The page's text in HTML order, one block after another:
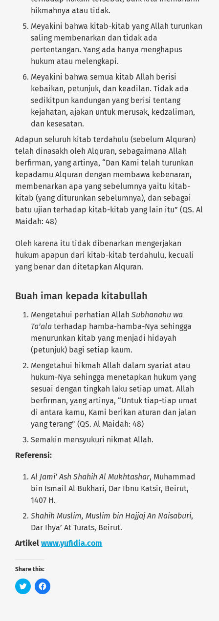
hikmahnya atau tidak.
Meyakini bahwa kitab-kitab yang Allah turunkan
saling membenarkan dan tidak ada
pertentangan. Yang ada hanya menghapus
hukum atau melengkapi.
Meyakini bahwa semua kitab Allah berisi
kebaikan, petunjuk, dan keadilan. Tidak ada
sedikitpun kandungan yang berisi tentang
kejahatan, ajakan untuk merusak, kedzaliman,
dan kesesatan.
Adapun seluruh kitab terdahulu (sebelum Alquran)
telah dinasakh oleh Alquran, sebagaimana Allah
berfirman, yang artinya, “Dan Kami telah turunkan
kepadamu Alquran dengan membawa kebenaran,
membenarkan apa yang sebelumnya yaitu kitab-
kitab (yang diturunkan sebelumnya), dan sebagai
batu ujian terhadap kitab-kitab yang lain itu” (QS. Al
Maidah: 48)
Oleh karena itu tidak dibenarkan mengerjakan
hukum apapun dari kitab-kitab terdahulu, kecuali
yang benar dan ditetapkan Alquran.
Buah iman kepada kitabullah
Mengetahui perhatian Allah Subhanahu wa
Ta’ala terhadap hamba-hamba-Nya sehingga
menurunkan kitab yang menjadi hidayah
(petunjuk) bagi setiap kaum.
Mengetahui hikmah Allah dalam syariat atau
hukum-Nya sehingga menetapkan hukum yang
sesuai dengan tingkah laku setiap umat. Allah
berfirman, yang artinya, “Untuk tiap-tiap umat
di antara kamu, Kami berikan aturan dan jalan
yang terang” (QS. Al Maidah: 48)
Semakin mensyukuri nikmat Allah.
Referensi:
Al Jami’ Ash Shahih Al Mukhtashar, Muhammad
bin Ismail Al Bukhari, Dar Ibnu Katsir, Beirut,
1407 H.
Shahih Muslim, Muslim bin Hajjaj An Naisaburi,
Dar Ihya’ At Turats, Beirut.
Artikelwww.yufidia.com
Share this:
C
l
C
l